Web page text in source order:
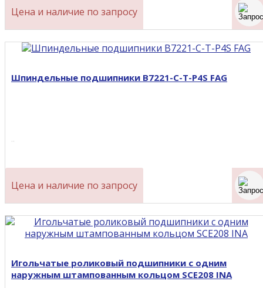
Цена и наличие по запросу
Шпиндельные подшипники B7221-C-T-P4S FAG
..
Цена и наличие по запросу
Игольчатые роликовый подшипники с одним
наружным штампованным кольцом SCE208 INA